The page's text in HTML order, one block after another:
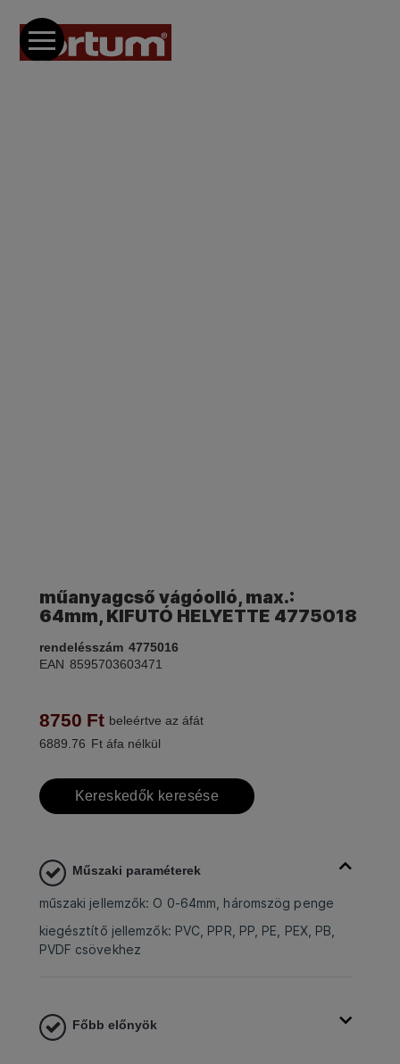
műanyagcső vágóolló, max.:
64mm, KIFUTÓ HELYETTE 4775018
rendelésszám 4775016
EAN 8595703603471
8750 Ft beleértve az áfát
6889.76 Ft áfa nélkül
Kereskedők keresése
Műszaki paraméterek
műszaki jellemzők: O 0-64mm, háromszög penge
kiegésztítő jellemzők: PVC, PPR, PP, PE, PEX, PB,
PVDF csövekhez
Főbb előnyök